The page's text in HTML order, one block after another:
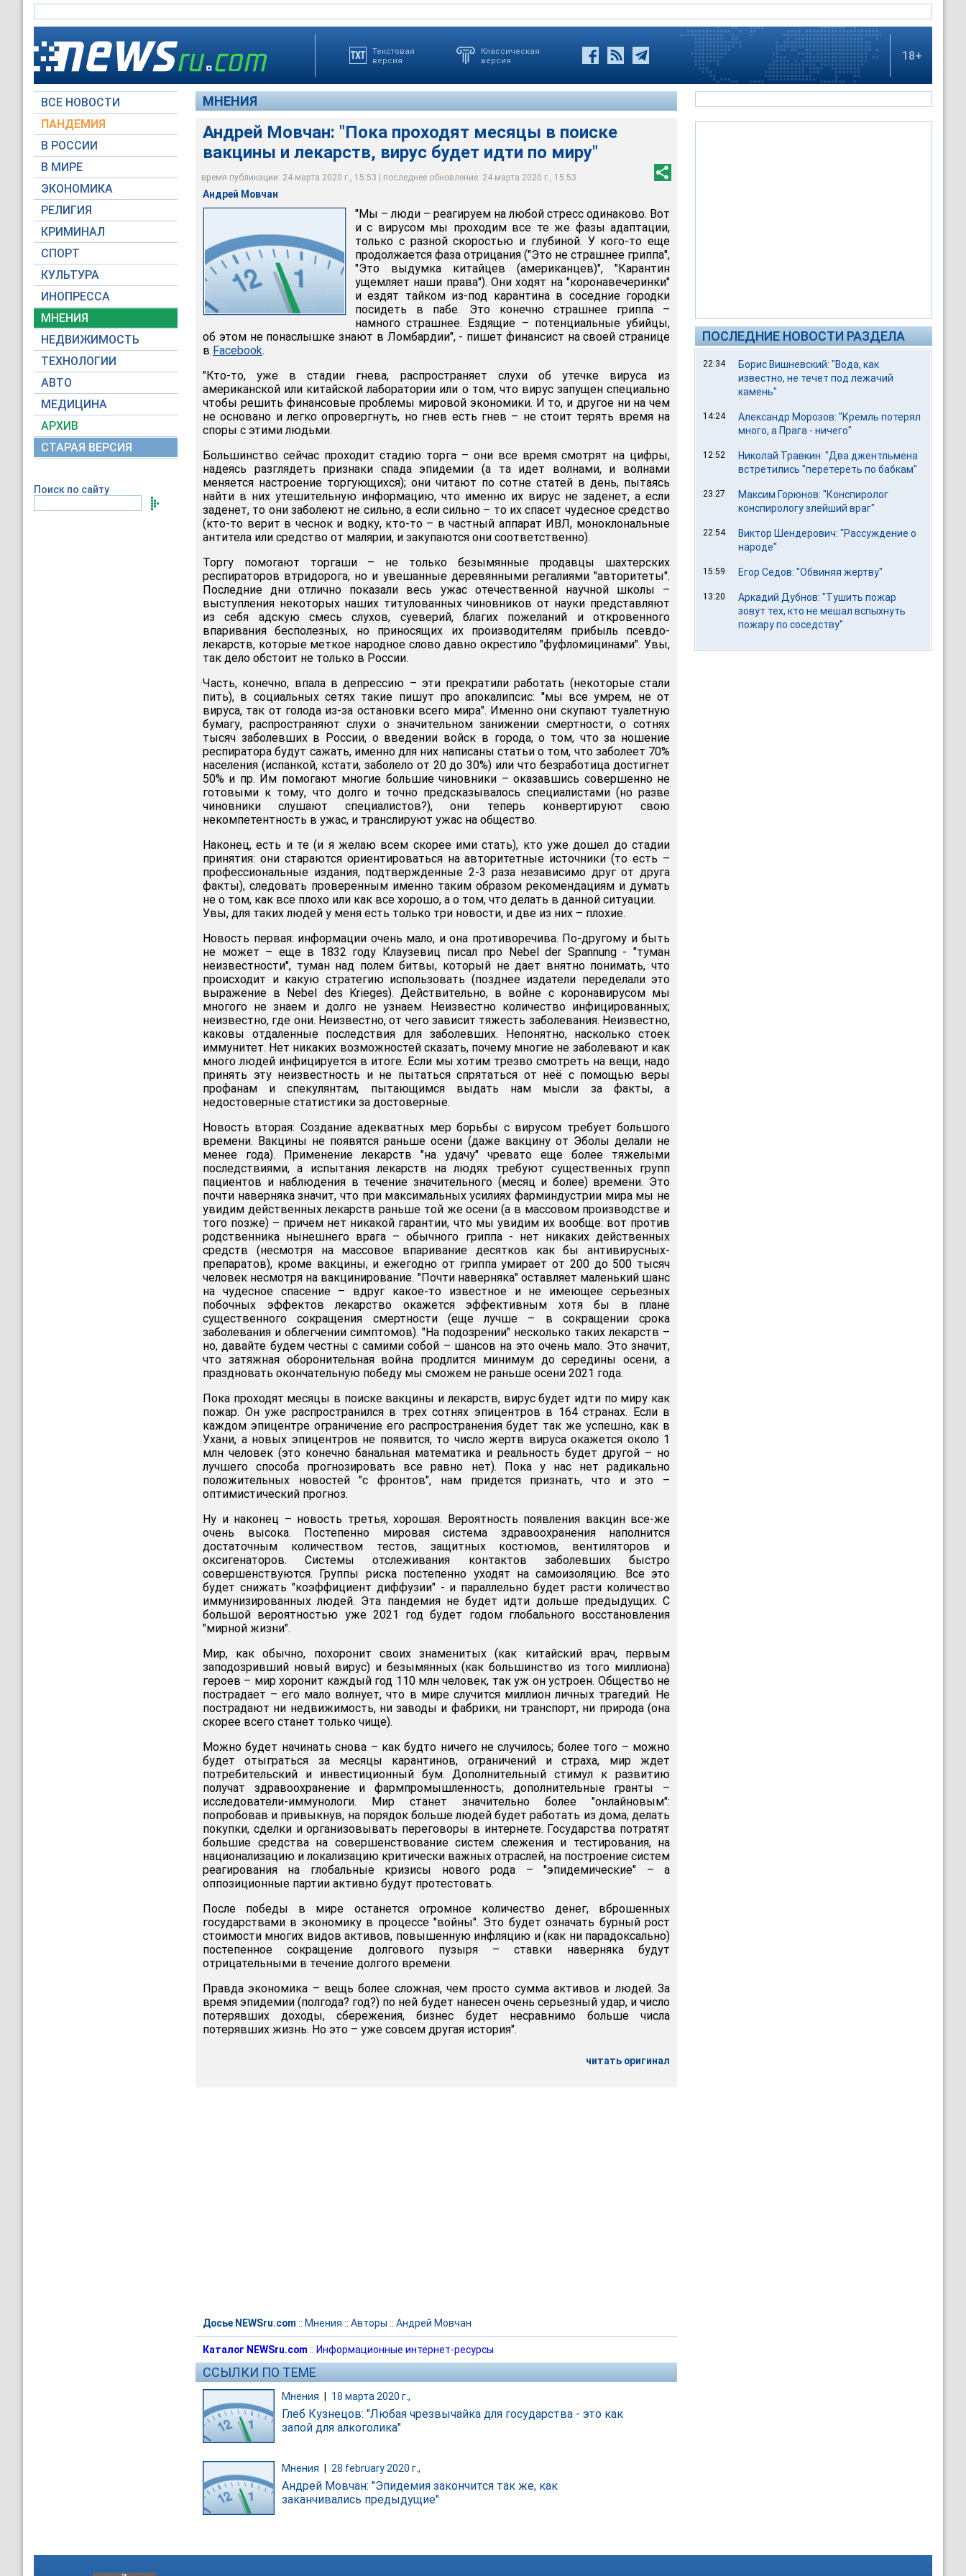
Текстовая
версия
Классическая
версия
18+
ВСЕ НОВОСТИ
ПАНДЕМИЯ
В РОССИИ
В МИРЕ
ЭКОНОМИКА
РЕЛИГИЯ
КРИМИНАЛ
СПОРТ
КУЛЬТУРА
ИНОПРЕССА
МНЕНИЯ
НЕДВИЖИМОСТЬ
ТЕХНОЛОГИИ
АВТО
МЕДИЦИНА
АРХИВ
СТАРАЯ ВЕРСИЯ
Поиск по сайту
МНЕНИЯ
Андрей Мовчан: "Пока проходят месяцы в поиске
вакцины и лекарств, вирус будет идти по миру"
время публикации: 24 марта 2020 г., 15:53 | последнее обновление: 24 марта 2020 г., 15:53
Андрей Мовчан
АГН Москва / Софья Сандурская
"Мы – люди – реагируем на любой стресс одинаково. Вот
и с вирусом мы проходим все те же фазы адаптации,
только с разной скоростью и глубиной. У кого-то еще
продолжается фаза отрицания ("Это не страшнее гриппа",
"Это выдумка китайцев (американцев)", "Карантин
ущемляет наши права"). Они ходят на "коронавечеринки"
и ездят тайком из-под карантина в соседние городки
посидеть в пабе. Это конечно страшнее гриппа –
намного страшнее. Ездящие – потенциальные убийцы,
об этом не понаслышке знают в Ломбардии", - пишет финансист на своей странице
в Facebook.
"Кто-то, уже в стадии гнева, распространяет слухи об утечке вируса из
американской или китайской лаборатории или о том, что вирус запущен специально
чтобы решить финансовые проблемы мировой экономики. И то, и другое ни на чем
не основано и легко опровергнуть, но гнев есть гнев – не стоит терять время на
споры с этими людьми.
Большинство сейчас проходит стадию торга – они все время смотрят на цифры,
надеясь разглядеть признаки спада эпидемии (а та идет волнами, и волнами
меняется настроение торгующихся); они читают по сотне статей в день, пытаясь
найти в них утешительную информацию, что именно их вирус не заденет, а если
заденет, то они заболеют не сильно, а если сильно – то их спасет чудесное средство
(кто-то верит в чеснок и водку, кто-то – в частный аппарат ИВЛ, моноклональные
антитела или средство от малярии, и закупаются они соответственно).
Торгу помогают торгаши – не только безымянные продавцы шахтерских
респираторов втридорога, но и увешанные деревянными регалиями "авторитеты".
Последние дни отлично показали весь ужас отечественной научной школы –
выступления некоторых наших титулованных чиновников от науки представляют
из себя адскую смесь слухов, суеверий, благих пожеланий и откровенного
впаривания бесполезных, но приносящих их производителям прибыль псевдо-
лекарств, которые меткое народное слово давно окрестило "фуфломицинами". Увы,
так дело обстоит не только в России.
Часть, конечно, впала в депрессию – эти прекратили работать (некоторые стали
пить), в социальных сетях такие пишут про апокалипсис: "мы все умрем, не от
вируса, так от голода из-за остановки всего мира". Именно они скупают туалетную
бумагу, распространяют слухи о значительном занижении смертности, о сотнях
тысяч заболевших в России, о введении войск в города, о том, что за ношение
респиратора будут сажать, именно для них написаны статьи о том, что заболеет 70%
населения (испанкой, кстати, заболело от 20 до 30%) или что безработица достигнет
50% и пр. Им помогают многие большие чиновники – оказавшись совершенно не
готовыми к тому, что долго и точно предсказывалось специалистами (но разве
чиновники слушают специалистов?), они теперь конвертируют свою
некомпетентность в ужас, и транслируют ужас на общество.
Наконец, есть и те (и я желаю всем скорее ими стать), кто уже дошел до стадии
принятия: они стараются ориентироваться на авторитетные источники (то есть –
профессиональные издания, подтвержденные 2-3 раза независимо друг от друга
факты), следовать проверенным именно таким образом рекомендациям и думать
не о том, как все плохо или как все хорошо, а о том, что делать в данной ситуации.
Увы, для таких людей у меня есть только три новости, и две из них – плохие.
Новость первая: информации очень мало, и она противоречива. По-другому и быть
не может – еще в 1832 году Клаузевиц писал про Nebel der Spannung - "туман
неизвестности", туман над полем битвы, который не дает внятно понимать, что
происходит и какую стратегию использовать (позднее издатели переделали это
выражение в Nebel des Krieges). Действительно, в войне с коронавирусом мы
многого не знаем и долго не узнаем. Неизвестно количество инфицированных;
неизвестно, где они. Неизвестно, от чего зависит тяжесть заболевания. Неизвестно,
каковы отдаленные последствия для заболевших. Непонятно, насколько стоек
иммунитет. Нет никаких возможностей сказать, почему многие не заболевают и как
много людей инфицируется в итоге. Если мы хотим трезво смотреть на вещи, надо
принять эту неизвестность и не пытаться спрятаться от неё с помощью веры
профанам и спекулянтам, пытающимся выдать нам мысли за факты, а
недостоверные статистики за достоверные.
Новость вторая: Создание адекватных мер борьбы с вирусом требует большого
времени. Вакцины не появятся раньше осени (даже вакцину от Эболы делали не
менее года). Применение лекарств "на удачу" чревато еще более тяжелыми
последствиями, а испытания лекарств на людях требуют существенных групп
пациентов и наблюдения в течение значительного (месяц и более) времени. Это
почти наверняка значит, что при максимальных усилиях фарминдустрии мира мы не
увидим действенных лекарств раньше той же осени (а в массовом производстве и
того позже) – причем нет никакой гарантии, что мы увидим их вообще: вот против
родственника нынешнего врага – обычного гриппа - нет никаких действенных
средств (несмотря на массовое впаривание десятков как бы антивирусных-
препаратов), кроме вакцины, и ежегодно от гриппа умирает от 200 до 500 тысяч
человек несмотря на вакцинирование. "Почти наверняка" оставляет маленький шанс
на чудесное спасение – вдруг какое-то известное и не имеющее серьезных
побочных эффектов лекарство окажется эффективным хотя бы в плане
существенного сокращения смертности (еще лучше – в сокращении срока
заболевания и облегчении симптомов). "На подозрении" несколько таких лекарств –
но, давайте будем честны с самими собой – шансов на это очень мало. Это значит,
что затяжная оборонительная война продлится минимум до середины осени, а
праздновать окончательную победу мы сможем не раньше осени 2021 года.
Пока проходят месяцы в поиске вакцины и лекарств, вирус будет идти по миру как
пожар. Он уже распространился в трех сотнях эпицентров в 164 странах. Если в
каждом эпицентре ограничение его распространения будет так же успешно, как в
Ухани, а новых эпицентров не появится, то число жертв вируса окажется около 1
млн человек (это конечно банальная математика и реальность будет другой – но
лучшего способа прогнозировать все равно нет). Пока у нас нет радикально
положительных новостей "с фронтов", нам придется признать, что и это –
оптимистический прогноз.
Ну и наконец – новость третья, хорошая. Вероятность появления вакцин все-же
очень высока. Постепенно мировая система здравоохранения наполнится
достаточным количеством тестов, защитных костюмов, вентиляторов и
оксигенаторов. Системы отслеживания контактов заболевших быстро
совершенствуются. Группы риска постепенно уходят на самоизоляцию. Все это
будет снижать "коэффициент диффузии" - и параллельно будет расти количество
иммунизированных людей. Эта пандемия не будет идти дольше предыдущих. С
большой вероятностью уже 2021 год будет годом глобального восстановления
"мирной жизни".
Мир, как обычно, похоронит своих знаменитых (как китайский врач, первым
заподозривший новый вирус) и безымянных (как большинство из того миллиона)
героев – мир хоронит каждый год 110 млн человек, так уж он устроен. Общество не
пострадает – его мало волнует, что в мире случится миллион личных трагедий. Не
пострадают ни недвижимость, ни заводы и фабрики, ни транспорт, ни природа (она
скорее всего станет только чище).
Можно будет начинать снова – как будто ничего не случилось; более того – можно
будет отыграться за месяцы карантинов, ограничений и страха, мир ждет
потребительский и инвестиционный бум. Дополнительный стимул к развитию
получат здравоохранение и фармпромышленность; дополнительные гранты –
исследователи-иммунологи. Мир станет значительно более "онлайновым":
попробовав и привыкнув, на порядок больше людей будет работать из дома, делать
покупки, сделки и организовывать переговоры в интернете. Государства потратят
большие средства на совершенствование систем слежения и тестирования, на
национализацию и локализацию критически важных отраслей, на построение систем
реагирования на глобальные кризисы нового рода – "эпидемические" – а
оппозиционные партии активно будут протестовать.
После победы в мире останется огромное количество денег, вброшенных
государствами в экономику в процессе "войны". Это будет означать бурный рост
стоимости многих видов активов, повышенную инфляцию и (как ни парадоксально)
постепенное сокращение долгового пузыря – ставки наверняка будут
отрицательными в течение долгого времени.
Правда экономика – вещь более сложная, чем просто сумма активов и людей. За
время эпидемии (полгода? год?) по ней будет нанесен очень серьезный удар, и число
потерявших доходы, сбережения, бизнес будет несравнимо больше числа
потерявших жизнь. Но это – уже совсем другая история".
читать оригинал
Досье NEWSru.com :: Мнения :: Авторы :: Андрей Мовчан
Каталог NEWSru.com :: Информационные интернет-ресурсы
ССЫЛКИ ПО ТЕМЕ
Мнения 18 марта 2020 г.,
Глеб Кузнецов: "Любая чрезвычайка для государства - это как
запой для алкоголика"
Мнения 28 february 2020 г.,
Андрей Мовчан: "Эпидемия закончится так же, как
заканчивались предыдущие"
ПОСЛЕДНИЕ НОВОСТИ РАЗДЕЛА
22:34
Борис Вишневский: "Вода, как
известно, не течет под лежачий
камень"
14:24
Александр Морозов: "Кремль потерял
много, а Прага - ничего"
12:52
Николай Травкин: "Два джентльмена
встретились "перетереть по бабкам"
23:27
Максим Горюнов: "Конспиролог
конспирологу злейший враг"
22:54
Виктор Шендерович: "Рассуждение о
народе"
15:59 Егор Седов: "Обвиняя жертву"
13:20
Аркадий Дубнов: "Тушить пожар
зовут тех, кто не мешал вспыхнуть
пожару по соседству"